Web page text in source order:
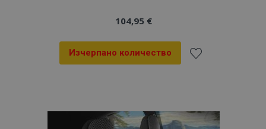
104,95 €
Изчерпано количество
Списък